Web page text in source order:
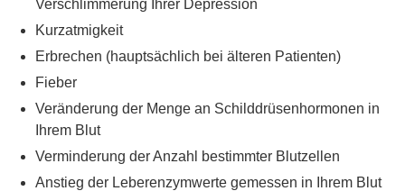
Verschlimmerung Ihrer Depression
Kurzatmigkeit
Erbrechen (hauptsächlich bei älteren Patienten)
Fieber
Veränderung der Menge an Schilddrüsenhormonen in
Ihrem Blut
Verminderung der Anzahl bestimmter Blutzellen
Anstieg der Leberenzymwerte gemessen in Ihrem Blut